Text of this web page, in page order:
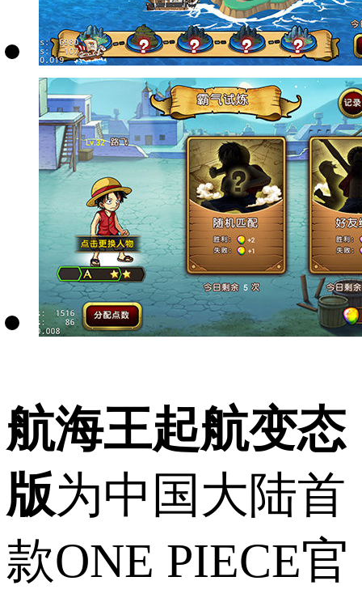
航海王起航变态
版为中国大陆首
款ONE PIECE官